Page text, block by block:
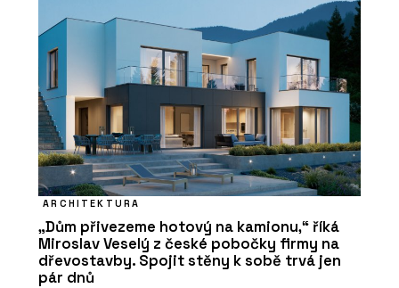
ARCHITEKTURA
„Dům přivezeme hotový na kamionu,“ říká
Miroslav Veselý z české pobočky firmy na
dřevostavby. Spojit stěny k sobě trvá jen
pár dnů